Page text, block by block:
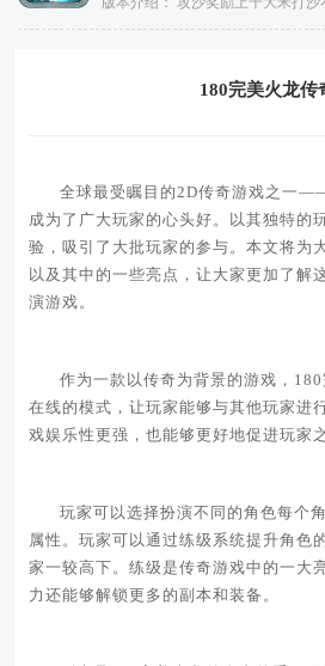
180完美火龙传
全球最受瞩目的2D传奇游戏之一
成为了广大玩家的心头好。以其独特的
验，吸引了大批玩家的参与。本文将为
以及其中的一些亮点，让大家更加了解
演游戏。
作为一款以传奇为背景的游戏，
在线的模式，让玩家能够与其他玩家进
戏娱乐性更强，也能够更好地促进玩家
玩家可以选择扮演不同的角色每个
属性。玩家可以通过练级系统提升角色
家一较高下。练级是传奇游戏中的一大
力还能够解锁更多的副本和装备。